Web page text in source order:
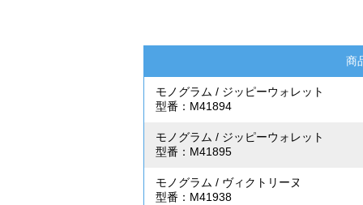
商
モノグラム / ジッピーウォレット
型番：M41894
モノグラム / ジッピーウォレット
型番：M41895
モノグラム / ヴィクトリーヌ
型番：M41938